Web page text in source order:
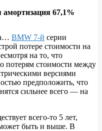
67,1%
BMW 7-й серии
потере стоимости на
на то, что
потерям стоимости между
версиями
предположить, что
сильнее всего — на
всего-то 5 лет,
быть и выше. В